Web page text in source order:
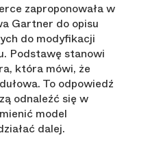
zaproponowała w
Gartner do opisu
do modyfikacji
Podstawę stanowi
która mówi, że
To odpowiedź
odnaleźć się w
model
dalej.